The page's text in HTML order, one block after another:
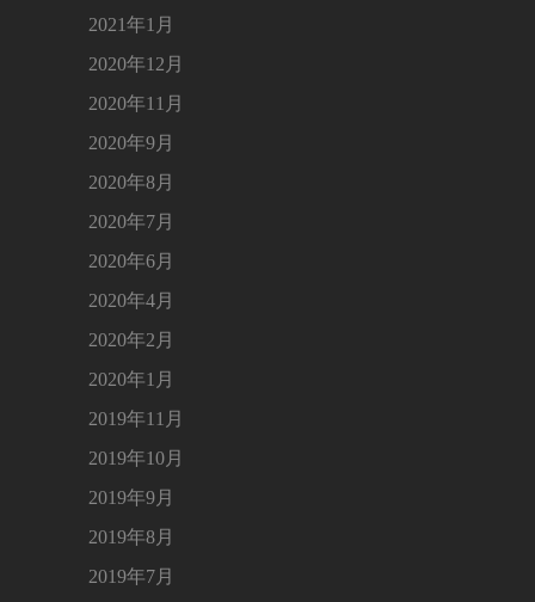
2021年1月
2020年12月
2020年11月
2020年9月
2020年8月
2020年7月
2020年6月
2020年4月
2020年2月
2020年1月
2019年11月
2019年10月
2019年9月
2019年8月
2019年7月